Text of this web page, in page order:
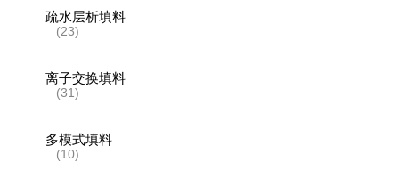
疏水层析填料
(23)
离子交换填料
(31)
多模式填料
(10)